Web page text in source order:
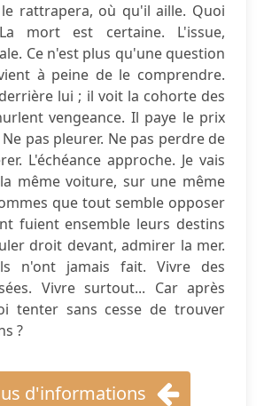
le rattrapera, où qu'il aille. Quoi
mort est certaine. L'issue,
Ce n'est plus qu'une question
à peine de le comprendre.
lui ; il voit la cohorte des
vengeance. Il paye le prix
pas pleurer. Ne pas perdre de
L'échéance approche. Je vais
même voiture, sur une même
que tout semble opposer
fuient ensemble leurs destins
droit devant, admirer la mer.
n'ont jamais fait. Vivre des
Vivre surtout... Car après
tenter sans cesse de trouver
?
d'informations